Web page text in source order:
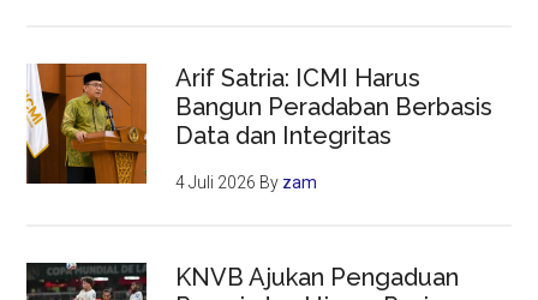
Arif Satria: ICMI Harus
Bangun Peradaban Berbasis
Data dan Integritas
4 Juli 2026 By zam
KNVB Ajukan Pengaduan